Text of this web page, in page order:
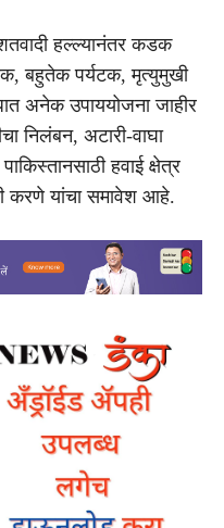
हल्ल्यानंतर कडक
बहुतेक पर्यटक, मृत्युमुखी
अनेक उपाययोजना जाहीर
निलंबन, अटारी-वाघा
हवाई क्षेत्र
करणे यांचा समावेश आहे.